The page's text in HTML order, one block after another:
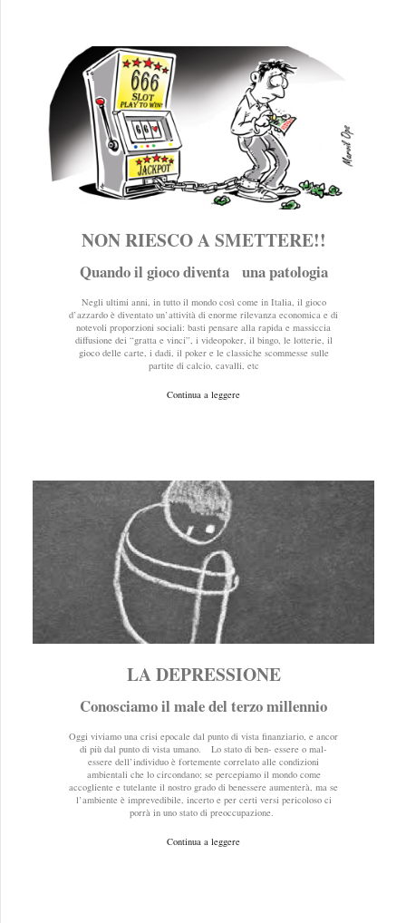
NON RIESCO A SMETTERE!!
Quando il gioco diventa una patologia
Negli ultimi anni, in tutto il mondo così come in Italia, il gioco
d’azzardo è diventato un’attività di enorme rilevanza economica e di
notevoli proporzioni sociali: basti pensare alla rapida e massiccia
diffusione dei “gratta e vinci”, i videopoker, il bingo, le lotterie, il
gioco delle carte, i dadi, il poker e le classiche scommesse sulle
partite di calcio, cavalli, etc
Continua a leggere
LA DEPRESSIONE
Conosciamo il male del terzo millennio
Oggi viviamo una crisi epocale dal punto di vista finanziario, e ancor
di più dal punto di vista umano. Lo stato di ben- essere o mal-
essere dell’individuo è fortemente correlato alle condizioni
ambientali che lo circondano; se percepiamo il mondo come
accogliente e tutelante il nostro grado di benessere aumenterà, ma se
l’ambiente è imprevedibile, incerto e per certi versi pericoloso ci
porrà in uno stato di preoccupazione.
Continua a leggere